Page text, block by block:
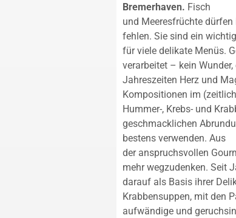
Bremerhaven. Fisch
und Meeresfrüchte
fehlen. Sie sind ein
für viele delikate Menüs.
verarbeitet – kein
Jahreszeiten Herz und
Kompositionen im
Hummer-, Krebs- und
geschmacklichen
bestens verwenden. Aus
der anspruchsvollen
mehr wegzudenken. Seit
darauf als Basis ihrer
Krabbensuppen, mit den
aufwändige und